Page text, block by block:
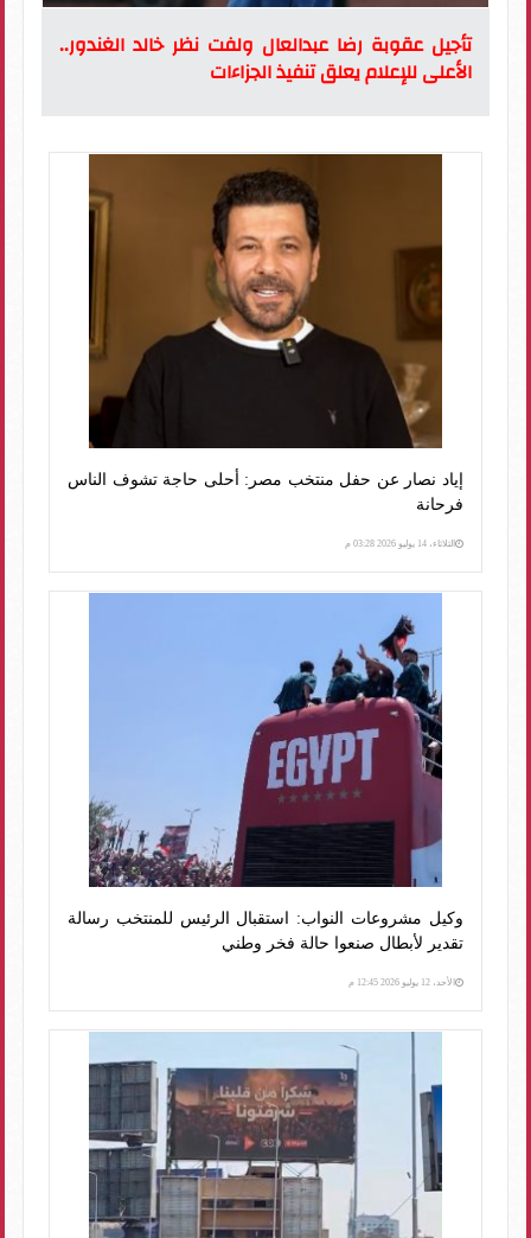
تأجيل عقوبة رضا عبدالعال ولفت نظر خالد الغندور..
الأعلى للإعلام يعلق تنفيذ الجزاءات
إياد نصار عن حفل منتخب مصر: أحلى حاجة تشوف الناس
فرحانة
الثلاثاء، 14 يوليو 2026 03:28 م
وكيل مشروعات النواب: استقبال الرئيس للمنتخب رسالة
تقدير لأبطال صنعوا حالة فخر وطني
الأحد، 12 يوليو 2026 12:45 م